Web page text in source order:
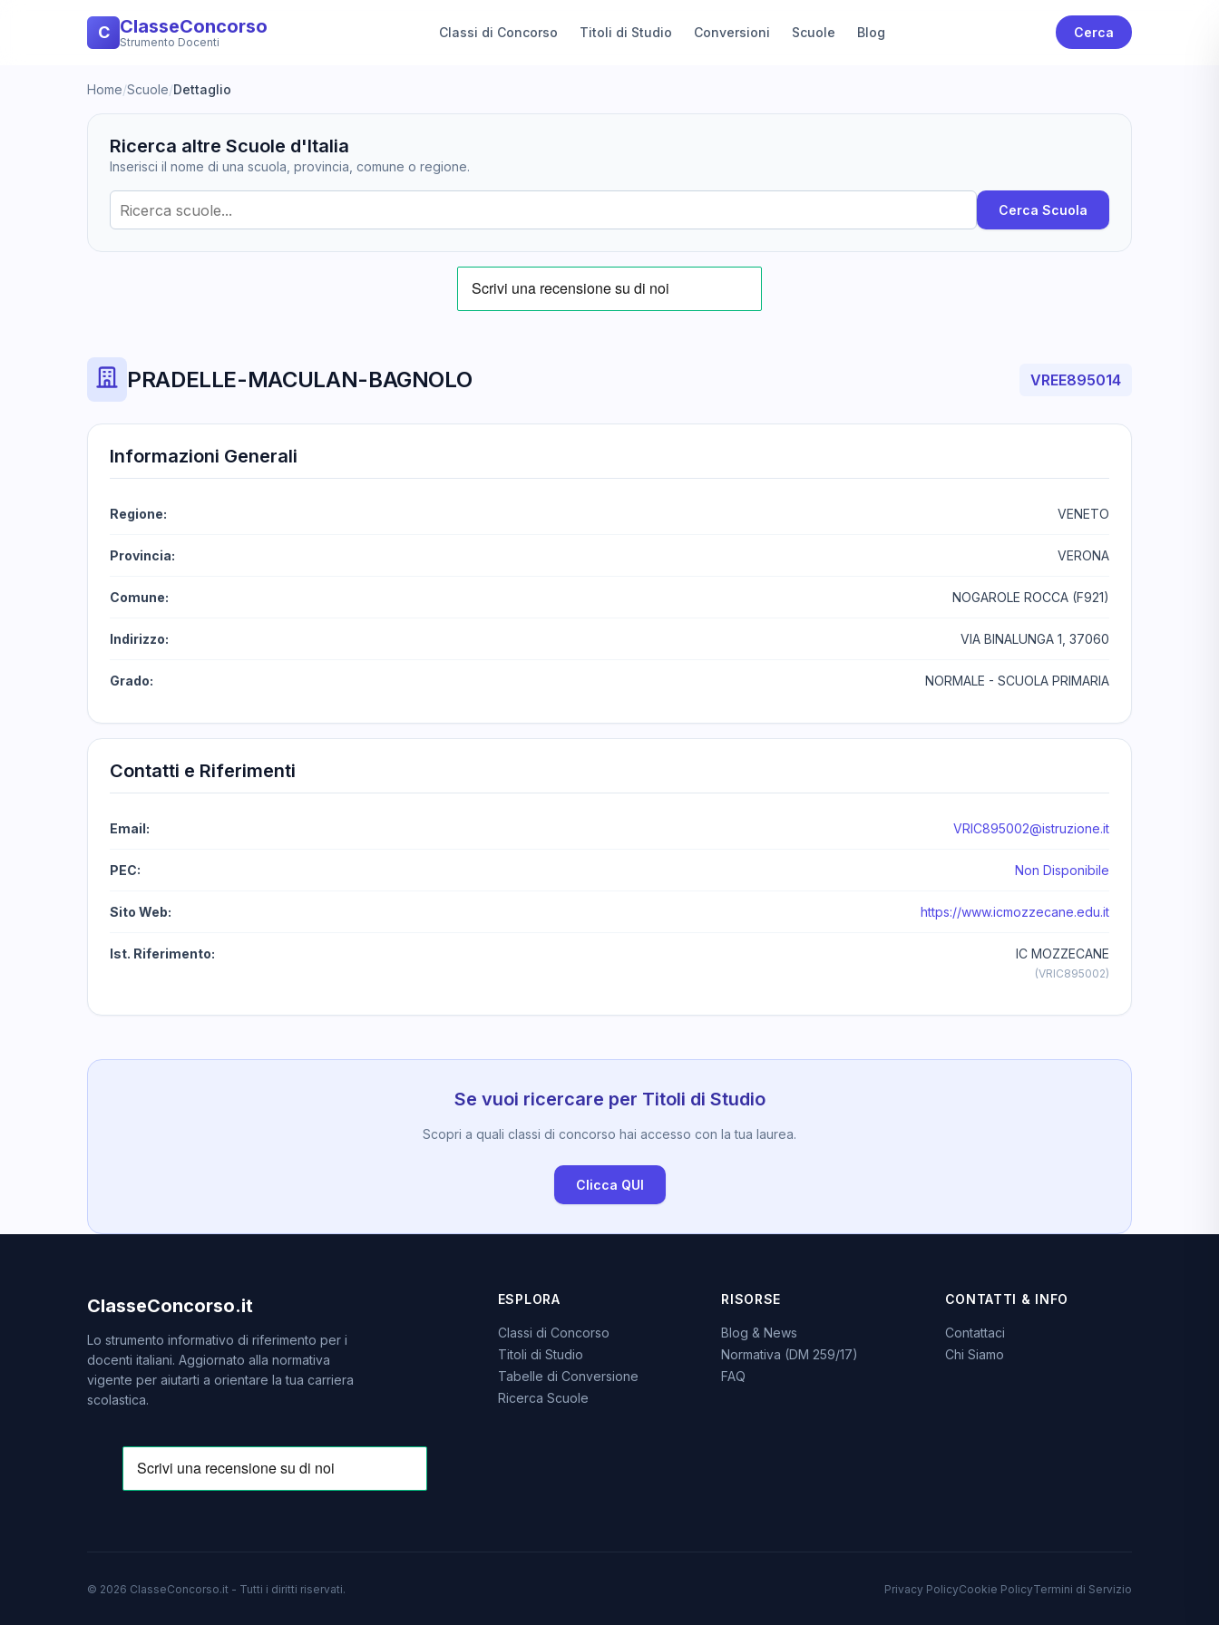
C ClasseConcorso
Strumento Docenti
Classi di Concorso Titoli di Studio Conversioni Scuole Blog Cerca
Home/Scuole/Dettaglio
Ricerca altre Scuole d'Italia
Inserisci il nome di una scuola, provincia, comune o regione.
Cerca Scuola
PRADELLE-MACULAN-BAGNOLO VREE895014
Informazioni Generali
Regione: VENETO
Provincia: VERONA
Comune: NOGAROLE ROCCA (F921)
Indirizzo: VIA BINALUNGA 1, 37060
Grado: NORMALE - SCUOLA PRIMARIA
Contatti e Riferimenti
Email: VRIC895002@istruzione.it
PEC: Non Disponibile
Sito Web: https://www.icmozzecane.edu.it
Ist. Riferimento: IC MOZZECANE
(VRIC895002)
Se vuoi ricercare per Titoli di Studio
Scopri a quali classi di concorso hai accesso con la tua laurea.
Clicca QUI
ClasseConcorso.it
Lo strumento informativo di riferimento per i
docenti italiani. Aggiornato alla normativa
vigente per aiutarti a orientare la tua carriera
scolastica.
ESPLORA
Classi di Concorso
Titoli di Studio
Tabelle di Conversione
Ricerca Scuole
RISORSE
Blog & News
Normativa (DM 259/17)
FAQ
CONTATTI & INFO
Contattaci
Chi Siamo
© 2026 ClasseConcorso.it - Tutti i diritti riservati. Privacy PolicyCookie PolicyTermini di Servizio